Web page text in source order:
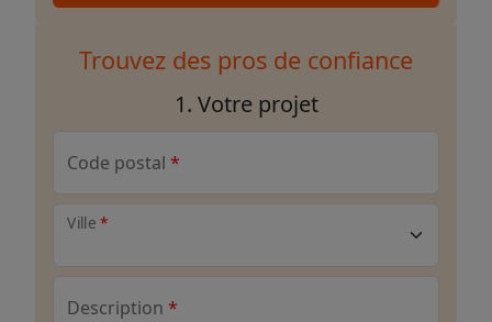
Trouvez des pros de confiance
1. Votre projet
Code postal
Ville
Description